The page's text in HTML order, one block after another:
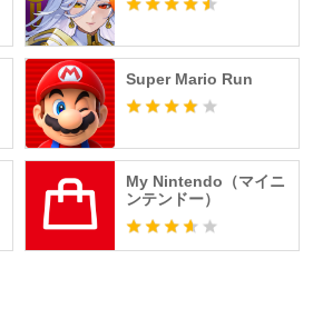
Super Mario Run
My Nintendo（マイニ
ンテンドー）